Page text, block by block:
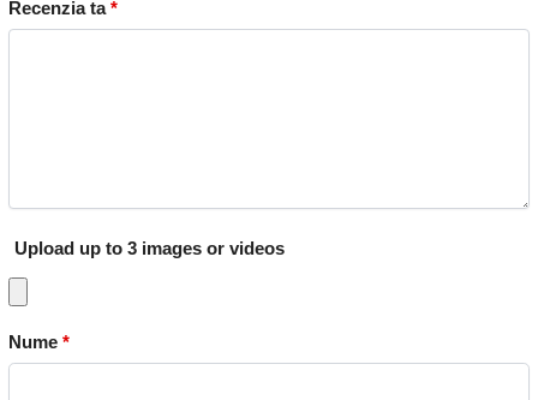
Recenzia ta*
Upload up to 3 images or videos
Nume *